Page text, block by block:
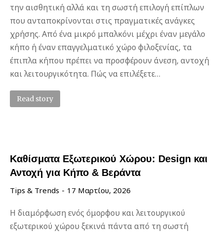
την αισθητική αλλά και τη σωστή επιλογή επίπλων
που ανταποκρίνονται στις πραγματικές ανάγκες
χρήσης. Από ένα μικρό μπαλκόνι μέχρι έναν μεγάλο
κήπο ή έναν επαγγελματικό χώρο φιλοξενίας, τα
έπιπλα κήπου πρέπει να προσφέρουν άνεση, αντοχή
και λειτουργικότητα. Πώς να επιλέξετε…
Read story
Καθίσματα Εξωτερικού Χώρου: Design και
Αντοχή για Κήπο & Βεράντα
Tips & Trends 17 Μαρτίου, 2026
Η διαμόρφωση ενός όμορφου και λειτουργικού
εξωτερικού χώρου ξεκινά πάντα από τη σωστή